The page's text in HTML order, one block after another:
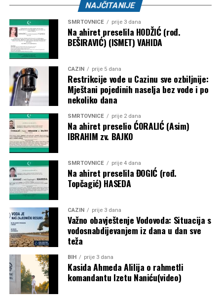
ŽOK “Bužim” –1.000 KM
Bosanski Petrovac – 3.500 KM
Udruženje košarkaškog sporta “Mladost” –
Karate klub “Mladost” –1.500 KM
Objavljivanjem kompletne liste korisnika javnost je po prvi
put dobila detaljan uvid u raspodjelu dodatnih budžetskih
sredstava za sport. Ostaje otvoreno pitanje prema kojim su
kriterijima određeni pojedinačni iznosi, budući da
obrazloženje metodologije raspodjele nije objavljeno.
Post
Share
Tweet
Mail
NAJČITANIJE
SMRTOVNICE prije 3 dana
Na ahiret preselila HODŽIĆ (rođ.
BEŠIRAVIĆ) (ISMET) VAHIDA
CAZIN prije 5 dana
Restrikcije vode u Cazinu sve ozbiljnije:
Mještani pojedinih naselja bez vode i po
nekoliko dana
SMRTOVNICE prije 2 dana
Na ahiret preselio ĆORALIĆ (Asim)
IBRAHIM zv. BAJKO
SMRTOVNICE prije 4 dana
Na ahiret preselila ĐOGIĆ (rođ.
Topčagić) HASEDA
CAZIN prije 3 dana
Važno obavještenje Vodovoda: Situacija s
vodosnabdijevanjem iz dana u dan sve
teža
BIH prije 3 dana
Kasida Ahmeda Alilija o rahmetli
komandantu Izetu Naniću(video)